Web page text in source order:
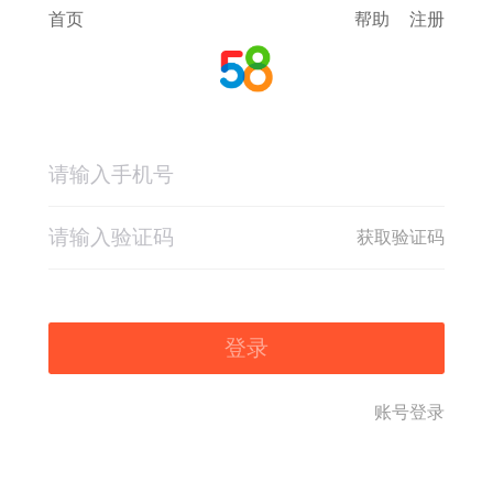
首页 帮助 注册
获取验证码
登录
账号登录